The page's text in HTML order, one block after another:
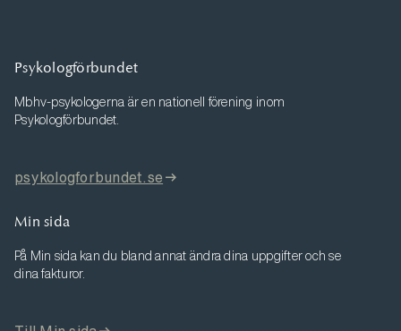
Psykologförbundet
Mbhv-psykologerna är en nationell förening inom
Psykologförbundet.
psykologforbundet.se
Min sida
På Min sida kan du bland annat ändra dina uppgifter och se
dina fakturor.